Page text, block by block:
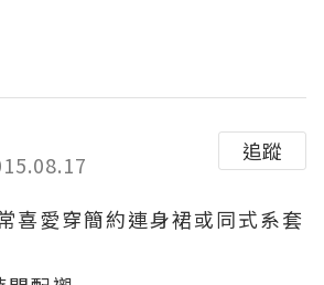
追蹤
喜愛穿簡約連身裙或同式系套